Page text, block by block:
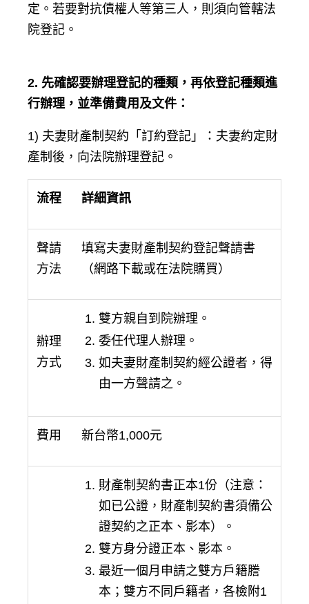
定。若要對抗債權人等第三人，則須向管轄法
院登記。
2. 先確認要辦理登記的種類，再依登記種類進
行辦理，並準備費用及文件：
1) 夫妻財產制契約「訂約登記」：夫妻約定財
產制後，向法院辦理登記。
流程 詳細資訊
聲請
方法
填寫夫妻財產制契約登記聲請書
（網路下載或在法院購買）
辦理
方式
雙方親自到院辦理。
委任代理人辦理。
如夫妻財產制契約經公證者，得
由一方聲請之。
費用 新台幣1,000元
財產制契約書正本1份（注意：
如已公證，財產制契約書須備公
證契約之正本、影本）。
雙方身分證正本、影本。
最近一個月申請之雙方戶籍謄
本；雙方不同戶籍者，各檢附1